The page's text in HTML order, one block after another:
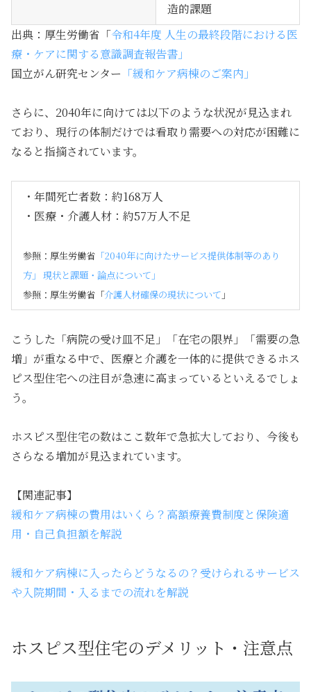
造的課題
出典：厚生労働省「令和4年度 人生の最終段階における医
療・ケアに関する意識調査報告書」
国立がん研究センター 「緩和ケア病棟のご案内」
さらに、2040年に向けては以下のような状況が見込まれ
ており、現行の体制だけでは看取り需要への対応が困難に
なると指摘されています。
・年間死亡者数：約168万人
・医療・介護人材：約57万人不足
参照：厚生労働省 「2040年に向けたサービス提供体制等のあり
方」 現状と課題・論点について」
参照：厚生労働省「介護人材確保の現状について 」
こうした「病院の受け皿不足」「在宅の限界」「需要の急
増」が重なる中で、医療と介護を一体的に提供できるホス
ピス型住宅への注目が急速に高まっているといえるでしょ
う。
ホスピス型住宅の数はここ数年で急拡大しており、今後も
さらなる増加が見込まれています。
【関連記事】
緩和ケア病棟の費用はいくら？高額療養費制度と保険適
用・自己負担額を解説
緩和ケア病棟に入ったらどうなるの？受けられるサービス
や入院期間・入るまでの流れを解説
ホスピス型住宅のデメリット・注意点